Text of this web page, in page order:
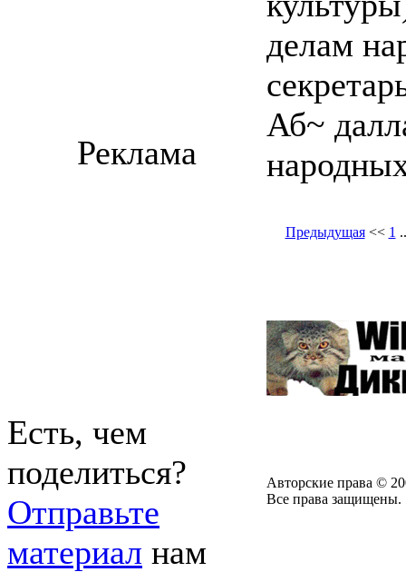
делам
Аб~
Предыдущая<< 1
Реклама
Есть, чем
поделиться?
Отправьте
материал нам
Авторские права ©
Все права защищены.